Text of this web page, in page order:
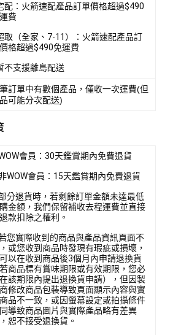
配：火箭速配產品訂單價格超過$490
費
取（全家、7-11）：火箭速配產品訂
格超過$490免運費
不支援離島配送
訂單中有數個產品，僅收一次運費(但
可能分次配送)
會員：30天鑑賞期內免費退貨
WOW會員：15天鑑賞期內免費退貨
分退貨時，若剩餘訂單金額未達最低
金額，我們保留補收去程運費並直接
款扣除之權利。
您實際收到的商品與產品資訊頁面不
或您收到商品時發現有瑕疵或損壞，
以在收到商品後3個月內申請退換貨
若商品標有賞味期限或有效期限，您必
該期限內提出退換貨申請），但因製
修改商品包裝導致頁面顯示內容與實
品不一致，或因螢幕設定或拍攝條件
導致商品圖片與實際產品略有差異
恕不接受退換貨。